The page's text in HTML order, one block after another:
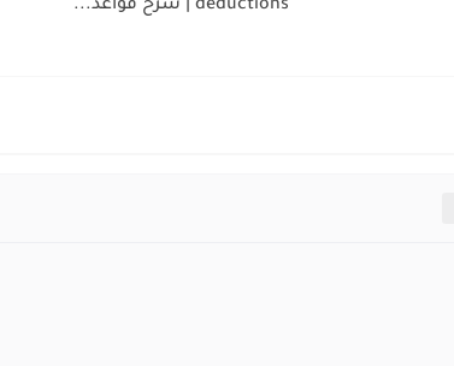
deductions | شرح قواعد...